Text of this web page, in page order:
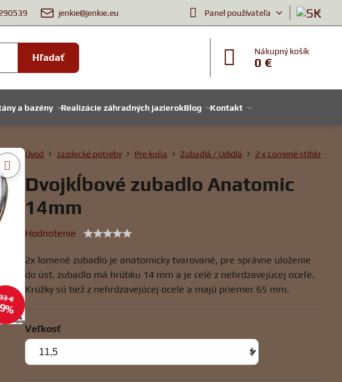
jenkie@jenkie.eu Panel používateľa
Hľadať
Nákupný košík
0 €
a bazény Realizácie záhradných jazierokBlog Kontakt
€
Úvod Jazdecké potreby Pre koňa Zubadlá / Udidlá 2 x Lomené stihlo
Dvojkĺbové zubadlo Anatomic
14mm
Hodnotenie
2x lomené zubadlo je anatomicky tvarované, pre správne uloženie
do úst. zubadlo má hrúbku 14 mm a je celé z nehrdzavejúcej oceľe.
Krúžky sú tiež z nehrdzavejúcej ocele a majú priemer 65 mm.
Veľkosť